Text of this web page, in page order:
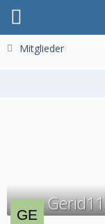
Mitglieder
Gerid11